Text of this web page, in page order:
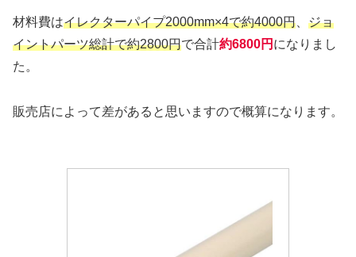
材料費はイレクターパイプ2000mm×4で約4000円
ジョ
イントパーツ総計で約2800円で合計約6800円 になりまし
た。
販売店によって差があると思いますので概算になります。